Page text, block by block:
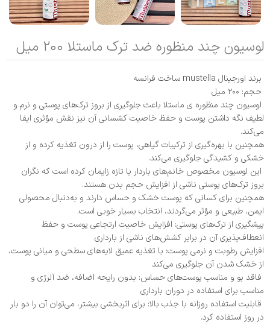
لوسیون چند منظوره ضد ترک ماستلا ۲۰۰ میل
برند اورجینال mustella ساخت فرانسه
حجم: ۲۰۰ میل
لوسیون چند منظوره ی ماستلا باعث جلوگیری از بروز ترک‌های پوستی و نرم و
لطیف نگه داشتن پوست و حفظ خاصیت کشسانی آن نیز نقش مؤثری ایفا
می‌کند.
همچنین با بهره‌گیری از ترکیبات گیاهی، پوست را از درون تغذیه کرده و از
خشکی و کشیدگی جلوگیری می‌کند.
این لوسیون مخصوص خانم‌های باردار یا تازه زایمان کرده است که نگران
بروز ترک‌های پوستی ناشی از افزایش حجم بدن هستند.
همچنین برای کسانی که پوست خشک و حساس دارند و به‌دنبال محصولی
ایمن، طبیعی و مؤثر می‌گردند، انتخاب بسیار خوبی است.
پیشگیری از ترک‌های پوستی: افزایش خاصیت ارتجاعی پوست و حفظ
انعطاف‌پذیری آن در برابر کشش‌های ناشی از بارداری
افزایش رطوبت و نرمی پوست: با تغذیه عمیق لایه‌های سطحی و میانی پوست،
از خشک شدن آن جلوگیری می‌کند
فاقد بو و مناسب پوست‌های حساس: بدون رایحه اضافه، ضد آلرژی و
مناسب برای استفاده در دوران بارداری
قابلیت استفاده روزانه با جذب بالا: برای اثربخشی بیشتر، می‌توان آن را دو بار
در روز استفاده کرد.